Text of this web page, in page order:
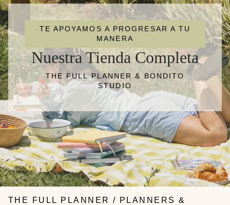
TE APOYAMOS A PROGRESAR A TU
MANERA
Nuestra Tienda Completa
THE FULL PLANNER & BONDITO
STUDIO
THE FULL PLANNER / PLANNERS &